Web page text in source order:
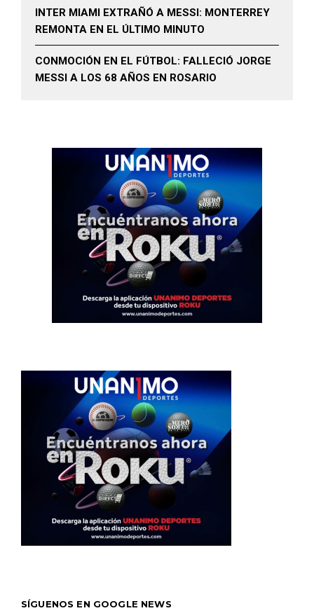
INTER MIAMI EXTRAÑÓ A MESSI: MONTERREY
REMONTA EN EL ÚLTIMO MINUTO
CONMOCIÓN EN EL FÚTBOL: FALLECIÓ JORGE
MESSI A LOS 68 AÑOS EN ROSARIO
SÍGUENOS EN GOOGLE NEWS